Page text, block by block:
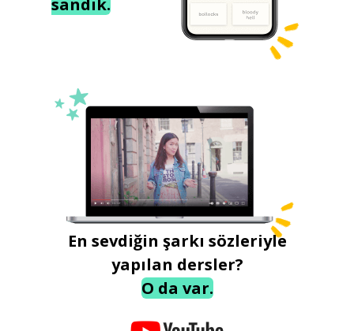
En sevdiğin şarkı sözleriyle
yapılan dersler?
O da var.